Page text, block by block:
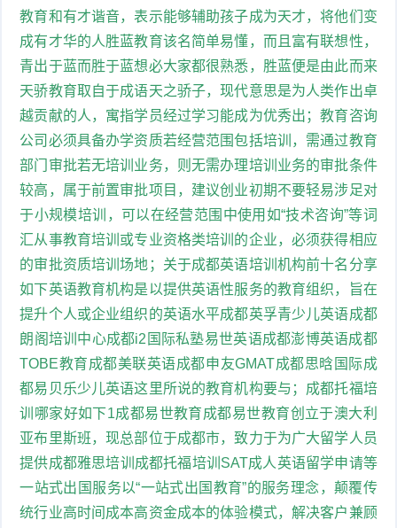
教育和有才谐音，表示能够辅助孩子成为天才，将他们变
成有才华的人胜蓝教育该名简单易懂，而且富有联想性，
青出于蓝而胜于蓝想必大家都很熟悉，胜蓝便是由此而来
天骄教育取自于成语天之骄子，现代意思是为人类作出卓
越贡献的人，寓指学员经过学习能成为优秀出；教育咨询
公司必须具备办学资质若经营范围包括培训，需通过教育
部门审批若无培训业务，则无需办理培训业务的审批条件
较高，属于前置审批项目，建议创业初期不要轻易涉足对
于小规模培训，可以在经营范围中使用如“技术咨询”等词
汇从事教育培训或专业资格类培训的企业，必须获得相应
的审批资质培训场地；关于成都英语培训机构前十名分享
如下英语教育机构是以提供英语性服务的教育组织，旨在
提升个人或企业组织的英语水平成都英孚青少儿英语成都
朗阁培训中心成都i2国际私塾易世英语成都澎博英语成都
TOBE教育成都美联英语成都申友GMAT成都思晗国际成
都易贝乐少儿英语这里所说的教育机构要与；成都托福培
训哪家好如下1成都易世教育成都易世教育创立于澳大利
亚布里斯班，现总部位于成都市，致力于为广大留学人员
提供成都雅思培训成都托福培训SAT成人英语留学申请等
一站式出国服务以“一站式出国教育”的服务理念，颠覆传
统行业高时间成本高资金成本的体验模式，解决客户兼顾